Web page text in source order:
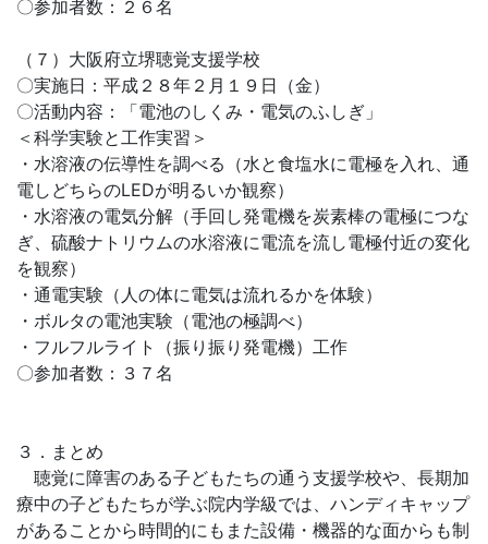
〇参加者数：２６名
（７）大阪府立堺聴覚支援学校
〇実施日：平成２８年２月１９日（金）
〇活動内容：「電池のしくみ・電気のふしぎ」
＜科学実験と工作実習＞
・水溶液の伝導性を調べる（水と食塩水に電極を入れ、通
電しどちらのLEDが明るいか観察）
・水溶液の電気分解（手回し発電機を炭素棒の電極につな
ぎ、硫酸ナトリウムの水溶液に電流を流し電極付近の変化
を観察）
・通電実験（人の体に電気は流れるかを体験）
・ボルタの電池実験（電池の極調べ）
・フルフルライト（振り振り発電機）工作
〇参加者数：３７名
３．まとめ
聴覚に障害のある子どもたちの通う支援学校や、長期加
療中の子どもたちが学ぶ院内学級では、ハンディキャップ
があることから時間的にもまた設備・機器的な面からも制